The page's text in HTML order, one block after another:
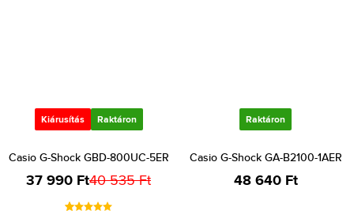
Kiárusítás Raktáron
Casio G-Shock GBD-800UC-5ER
37 990 Ft40 535 Ft
Raktáron
Casio G-Shock GA-B2100-1AER
48 640 Ft